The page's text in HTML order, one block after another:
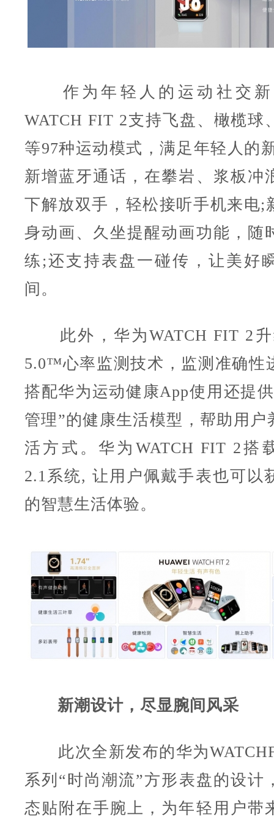
作为年轻人的运动社交新
WATCH FIT 2支持飞盘、橄榄球
等97种运动模式，满足年轻人的
新增蓝牙通话，在攀岩、浆板冲
下解放双手，轻松接听手机来电;
身动画、久坐提醒动画功能，随
练;还支持表盘一碰传，让美好
间。
此外，华为WATCH FIT 2升
5.0™心率监测技术，监测准确性
搭配华为运动健康App使用还提
管理”的健康生活模型，帮助用户
活方式。华为WATCH FIT 2搭
2.1系统, 让用户佩戴手表也可以
的智慧生活体验。
新潮设计，尽显腕间风采
此次全新发布的华为
系列“时尚潮流”方形表盘的设计
态贴附在手腕上，为年轻用户带